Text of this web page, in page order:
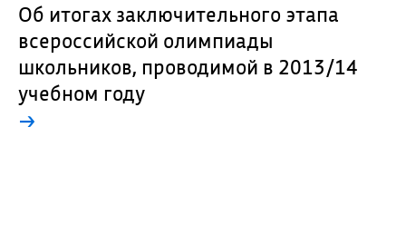
Об итогах заключительного этапа
всероссийской олимпиады
школьников, проводимой в 2013/14
учебном году
→